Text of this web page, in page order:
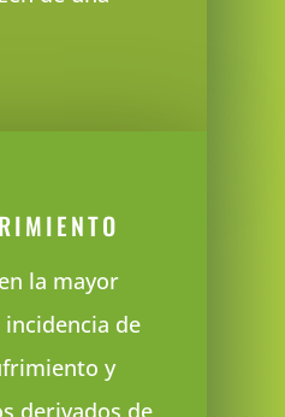
la mayor
de
y
derivados de